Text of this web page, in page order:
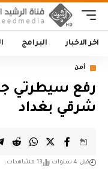
اخر الاخبار البرامج
أمن
رفع سيطرتي
شرقي بغداد
قبل 4 سنوات 13 مشاهدات